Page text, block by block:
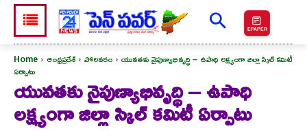
EPAPER
Home ఆంధ్రప్రదేశ్ పోలవరం యువతకు నైపుణ్యాభివృద్ధి – ఉపాధి లక్ష్యంగా జిల్లా స్కిల్ కమిటీ
ఏర్పాటు
యువతకు నైపుణ్యాభివృద్ధి – ఉపాధి
లక్ష్యంగా జిల్లా స్కిల్ కమిటీ ఏర్పాటు